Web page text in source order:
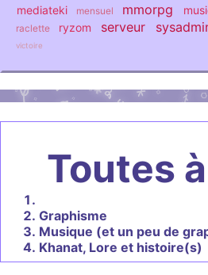
mediateki mensuel mmorpg
raclette
ryzom serveur
victoire
Toutes
Graphisme
Musique (et un peu de
Khanat, Lore et histoire(s)